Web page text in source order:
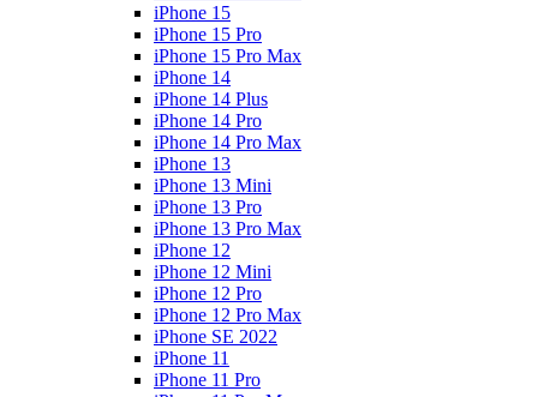
iPhone 15
iPhone 15 Pro
iPhone 15 Pro Max
iPhone 14
iPhone 14 Plus
iPhone 14 Pro
iPhone 14 Pro Max
iPhone 13
iPhone 13 Mini
iPhone 13 Pro
iPhone 13 Pro Max
iPhone 12
iPhone 12 Mini
iPhone 12 Pro
iPhone 12 Pro Max
iPhone SE 2022
iPhone 11
iPhone 11 Pro